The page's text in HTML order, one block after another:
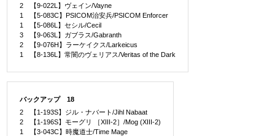
2 【9-022L】ヴェイン/Vayne
1 【5-083C】PSICOM治安兵/PSICOM Enforcer
1 【5-086L】セシル/Cecil
3 【9-063L】ガブラス/Gabranth
2 【9-076H】ラーケイクス/Larkeicus
1 【8-136L】常闇のヴェリアス/Veritas of the Dark
バックアップ 18
2 【1-193S】ジル・ナバート/Jihl Nabaat
2 【1-196S】モーグリ ［XIII-2］/Mog (XIII-2)
1 【3-043C】時魔道士/Time Mage